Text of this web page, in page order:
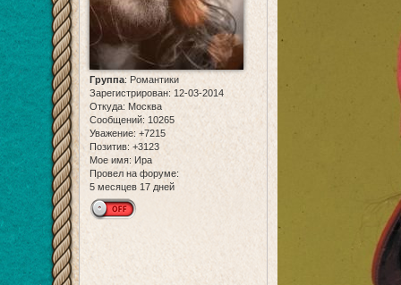
Группа: Романтики
Зарегистрирован: 12-03-2014
Откуда: Москва
Сообщений: 10265
Уважение: +7215
Позитив: +3123
Мое имя: Ира
Провел на форуме:
5 месяцев 17 дней